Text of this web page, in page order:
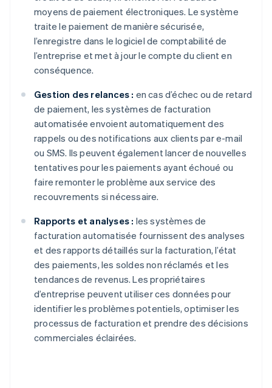
moyens de paiement électroniques. Le système
traite le paiement de manière sécurisée,
l’enregistre dans le logiciel de comptabilité de
l’entreprise et met à jour le compte du client en
conséquence.
Gestion des relances : en cas d’échec ou de retard
de paiement, les systèmes de facturation
automatisée envoient automatiquement des
rappels ou des notifications aux clients par e-mail
ou SMS. Ils peuvent également lancer de nouvelles
tentatives pour les paiements ayant échoué ou
faire remonter le problème aux service des
recouvrements si nécessaire.
Rapports et analyses : les systèmes de
facturation automatisée fournissent des analyses
et des rapports détaillés sur la facturation, l’état
des paiements, les soldes non réclamés et les
tendances de revenus. Les propriétaires
d’entreprise peuvent utiliser ces données pour
identifier les problèmes potentiels, optimiser les
processus de facturation et prendre des décisions
commerciales éclairées.